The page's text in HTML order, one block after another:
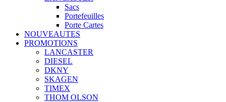
Sacs
Portefeuilles
Porte Cartes
NOUVEAUTES
PROMOTIONS
LANCASTER
DIESEL
DKNY
SKAGEN
TIMEX
THOM OLSON